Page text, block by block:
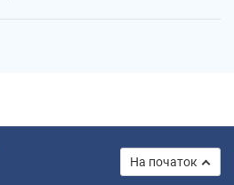
На початок